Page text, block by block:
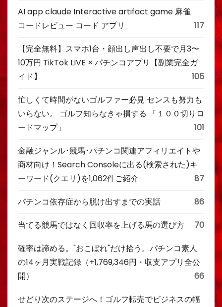
AI app claude Interactive artifact game 麻雀
コードレビュー コード アプリ
117
【完全無料】スマホ1台・顔出し声出し不要で月3〜
10万円 TikTok LIVE × パチンコアプリ【副業完全ガ
イド】
105
忙しくて時間がないゴルファー必見 センスも努力も
いらない。 ゴルフ知らなきゃ損する 「１００切りロ
ードマップ」
101
金融ジャンル･競馬･パチンコ関連アフィリエイトや
商材向け！Search Consoleに出る(検索された)キ
ーワード(クエリ)を1,062件ご紹介
87
パチンコ依存症から脱け出すまでの実話 86
当てる競馬ではなく回収率を上げる馬の選び方 70
確率は諦める。"おこぼれ"だけ拾う。パチンコ素人
の14ヶ月実戦記録（+1,769,346円・収支アプリ全公
開）
66
せどり次のステージへ！ゴルフ転売でビジネスの幅